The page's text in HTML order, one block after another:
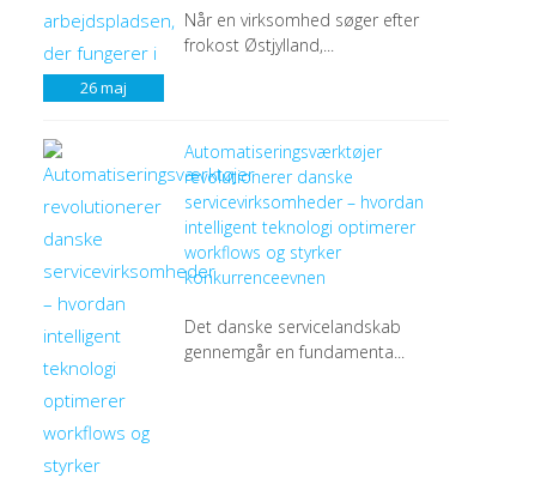
26maj
Når en virksomhed søger efter
frokost Østjylland,...
Automatiseringsværktøjer
revolutionerer danske
servicevirksomheder – hvordan
intelligent teknologi optimerer
workflows og styrker
konkurrenceevnen
Det danske servicelandskab
gennemgår en fundamenta...